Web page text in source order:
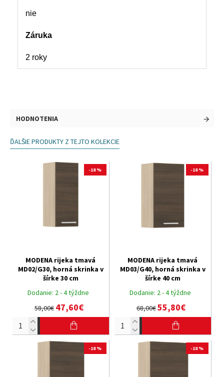
nie
Záruka
2 roky
HODNOTENIA
ĎALŠIE PRODUKTY Z TEJTO KOLEKCIE
-18 %
Dodanie: 2 - 4 týždne
MODENA rijeka tmavá
MD02/G30, horná skrinka v
šírke 30 cm
58,00€ 47,60€
-18 %
Dodanie: 2 - 4 týždne
MODENA rijeka tmavá
MD03/G40, horná skrinka v
šírke 40 cm
68,00€55,80€
-18 % -18 %